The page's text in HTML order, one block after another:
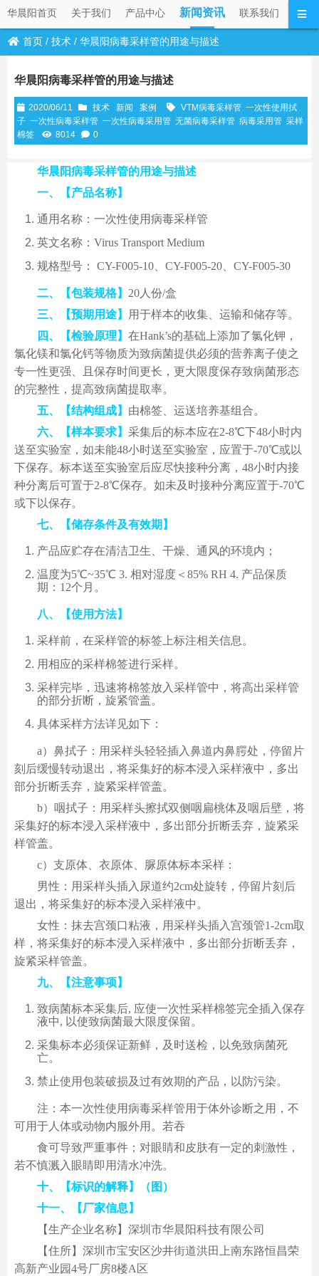
华晨阳首页 关于我们 产品中心 新闻资讯 联系我们
首页 /技术 /华晨阳病毒采样管的用途与描述
华晨阳病毒采样管的用途与描述
2020/06/11 技术 新闻 案例 VTM病毒采样管 一次性使用拭
子 一次性病毒采样管 一次性病毒采用管 无菌病毒采样管 病毒采用管 采样
棉签
8014 0
华晨阳病毒采样管的用途与描述
一、【产品名称】
通用名称：一次性使用病毒采样管
英文名称：Virus Transport Medium
规格型号： CY-F005-10、CY-F005-20、CY-F005-30
二、【包装规格】 20人份/盒
三、【预期用途】
用于样本的收集、运输和储存等。
四、【检验原理】 在Hank’s的基础上添加了氯化钾，
氯化镁和氯化钙等物质为致病菌提供必须的营养离子使之
专一性更强、且保存时间更长，更大限度保存致病菌形态
的完整性，提高致病菌提取率。
五、【结构组成】 由棉签、运送培养基组合。
六、【样本要求】 采集后的标本应在2-8℃下48小时内
送至实验室，如未能48小时送至实验室，应置于-70℃或以
下保存。标本送至实验室后应尽快接种分离，48小时内接
种分离后可置于2-8℃保存。如未及时接种分离应置于-70℃
或下以保存。
七、【储存条件及有效期】
产品应贮存在清洁卫生、干燥、通风的环境内；
温度为5℃~35℃ 3. 相对湿度＜85% RH 4. 产品保质
期：12个月。
八、【使用方法】
采样前，在采样管的标签上标注相关信息。
用相应的采样棉签进行采样。
采样完毕，迅速将棉签放入采样管中，将高出采样管
的部分折断，旋紧管盖。
具体采样方法详见如下：
a）鼻拭子：用采样头轻轻插入鼻道内鼻腭处，停留片
刻后缓慢转动退出，将采集好的标本浸入采样液中，多出
部分折断丢弃，旋紧采样管盖。
b）咽拭子：用采样头擦拭双侧咽扁桃体及咽后壁，将
采集好的标本浸入采样液中，多出部分折断丢弃，旋紧采
样管盖。
c）支原体、衣原体、脲原体标本采样：
男性：用采样头插入尿道约2cm处旋转，停留片刻后
退出，将采集好的标本浸入采样液中。
女性：抹去宫颈口粘液，用采样头插入宫颈管1-2cm取
样，将采集好的标本浸入采样液中，多出部分折断丢弃，
旋紧采样管盖。
九、【注意事项】
致病菌标本采集后, 应使一次性采样棉签完全插入保存
液中, 以使致病菌最大限度保留。
采集标本必须保证新鲜，及时送检，以免致病菌死
亡。
禁止使用包装破损及过有效期的产品，以防污染。
注：本一次性使用病毒采样管用于体外诊断之用，不
可用于人体或动物内服外用。若吞
食可导致严重事件；对眼睛和皮肤有一定的刺激性，
若不慎溅入眼睛即用清水冲洗。
十、【标识的解释】（图）
十一、【厂家信息】
【生产企业名称】深圳市华晨阳科技有限公司
【住所】深圳市宝安区沙井街道洪田上南东路恒昌荣
高新产业园4号厂房8楼A区